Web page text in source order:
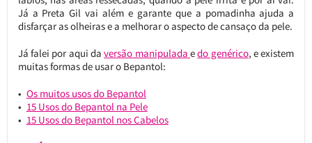
Já a Preta Gil vai além e garante que a pomadinha ajuda a
disfarçar as olheiras e a melhorar o aspecto de cansaço da pele.
Já falei por aqui daversão manipuladaedo genérico, e existem
muitas formas de usar o Bepantol:
Os muitos usos do Bepantol
15 Usos do Bepantol na Pele
15 Usos do Bepantol nos Cabelos